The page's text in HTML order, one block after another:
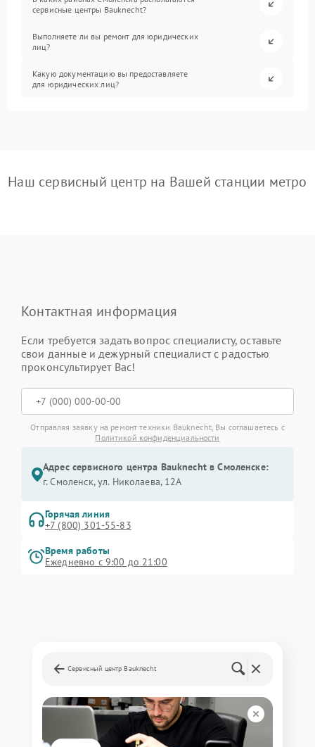
сервисные центры Bauknecht?
Выполняете ли вы ремонт для юридических
лиц?
Какую документацию вы предоставляете
для юридических лиц?
Наш сервисный центр на Вашей станции метро
Контактная информация
Если требуется задать вопрос специалисту, оставьте
свои данные и дежурный специалист с радостью
проконсультирует Вас!
Отправляя заявку на ремонт техники Bauknecht, Вы соглашаетесь с
Политикой конфиденциальности
Адрес сервисного центра Bauknecht в Смоленске:
г. Смоленск, ул. Николаева, 12А
Горячая линия
+7 (800) 301-55-83
Время работы
Ежедневно с 9:00 до 21:00
Сервисный центр Bauknecht